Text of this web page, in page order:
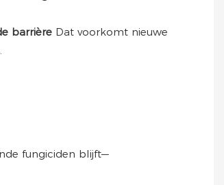
barrière Dat voorkomt nieuwe
fungiciden blijft—